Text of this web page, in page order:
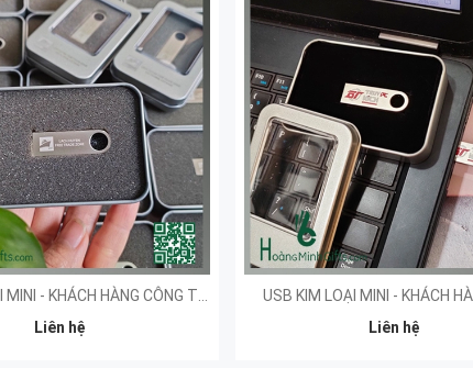
Liên hệ
USB KIM LOẠI MINI - KHÁCH
Liên hệ